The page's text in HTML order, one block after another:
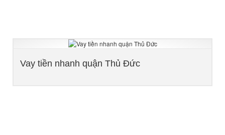
Vay tiền nhanh quận Thủ Đức